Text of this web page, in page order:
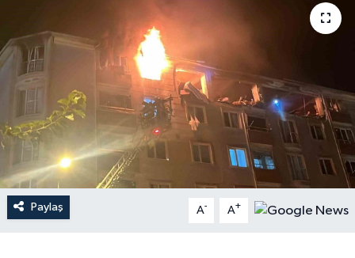
Paylaş A- A+
Özel Haber
Resmi İlan
Sağlık
Spor